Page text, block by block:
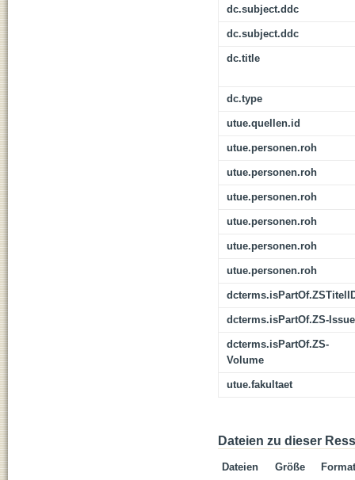
dc.subject.ddc
dc.subject.ddc
dc.title
dc.type
utue.quellen.id
utue.personen.roh
utue.personen.roh
utue.personen.roh
utue.personen.roh
utue.personen.roh
utue.personen.roh
dcterms.isPartOf.ZS-Issue
dcterms.isPartOf.ZS-
Volume
utue.fakultaet
Dateien zu dieser
Dateien Größe
Format